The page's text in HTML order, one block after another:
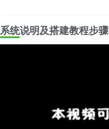
系统说明及搭建教程步骤